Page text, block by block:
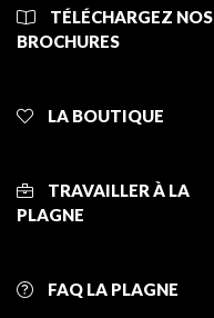
TÉLÉCHARGEZ NOS
BROCHURES
LA BOUTIQUE
TRAVAILLER À LA
PLAGNE
FAQ LA PLAGNE